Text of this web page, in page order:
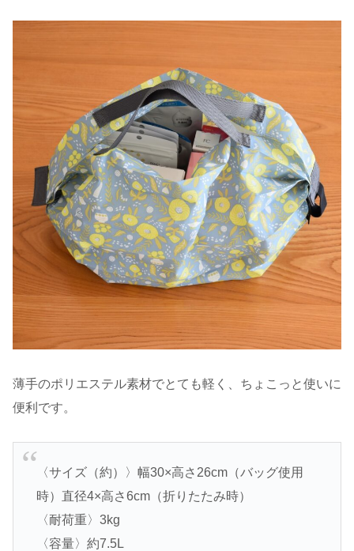
薄手のポリエステル素材でとても軽く、ちょこっと使いに
便利です。
〈サイズ（約）〉幅30×高さ26cm（バッグ使用
時）直径4×高さ6cm（折りたたみ時）
〈耐荷重〉3kg
〈容量〉約7.5L